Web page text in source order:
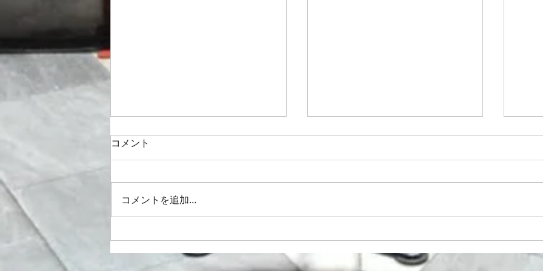
たおう」のご案内
「Nidaros Jazz Mass」、練習
後は総会
七
コメント
コメントを追加…